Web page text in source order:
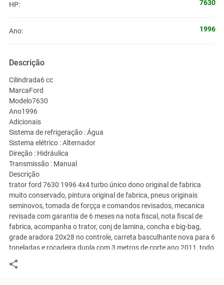
HP: 7630
Ano: 1996
Descrição
Cilindrada6 cc
MarcaFord
Modelo7630
Ano1996
Adicionais
Sistema de refrigeração : Água
Sistema elétrico : Alternador
Direção : Hidráulica
Transmissão : Manual
Descrição
trator ford 7630 1996 4x4 turbo único dono original de fabrica
muito conservado, pintura original de fabrica, pneus originais
seminovos, tomada de forçça e comandos revisados, mecanica
revisada com garantia de 6 meses na nota fiscal, nota fiscal de
fabrica, acompanha o trator, conj de lamina, concha e big-bag,
grade aradora 20x28 no controle, carreta basculhante nova para 6
toneladas e rocadeira dupla com 3 metros de corte ano 2011, todo
equipamento ávista r$ 30.000,00 fiinanciamos para todo brasil,
entrada r$ 5.000,00 +48 parcelas r$ 525,00 fixas, pelo carnei da